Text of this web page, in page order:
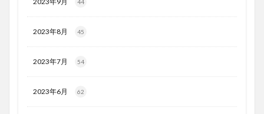
44
2023年8月 45
2023年7月 54
2023年6月 62